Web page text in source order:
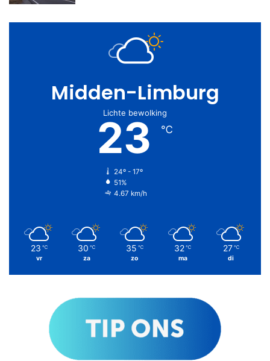
Midden-Limburg
Lichte bewolking
23 ℃
24º - 17º
51%
4.67 km/h
23 ℃
vr
30 ℃
za
35 ℃
zo
32 ℃
ma
27 ℃
di